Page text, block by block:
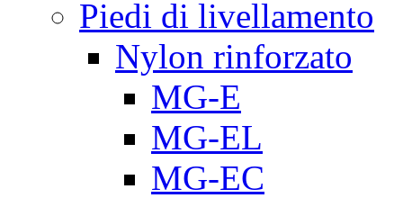
Piedi di livellamento
Nylon rinforzato
MG-E
MG-EL
MG-EC